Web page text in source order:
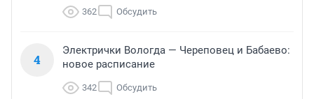
362 Обсудить
4
Электрички Вологда — Череповец и Бабаево:
новое расписание
342 Обсудить